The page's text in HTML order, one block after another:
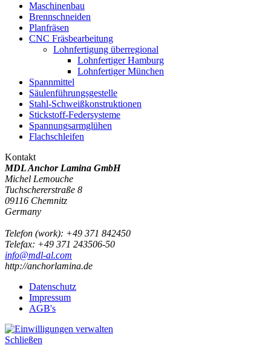
Maschinenbau
Brennschneiden
Planfräsen
CNC Fräsbearbeitung
Lohnfertigung überregional
Lohnfertiger Hamburg
Lohnfertiger München
Spannmittel
Säulenführungsgestelle
Stahl-Schweißkonstruktionen
Stickstoff-Federsysteme
Spannungsarmglühen
Flachschleifen
Kontakt
MDL Anchor Lamina GmbH
Michel Lemouche
Tuchschererstraße 8
09116 Chemnitz
Germany
Telefon (work): +49 371 842450
Telefax: +49 371 243506-50
info@mdl-al.com
http://anchorlamina.de
Datenschutz
Impressum
AGB's
Schließen